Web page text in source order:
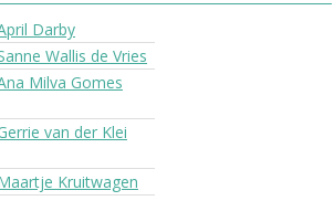
Darby
Wallis de Vries
Milva Gomes
van der Klei
Kruitwagen